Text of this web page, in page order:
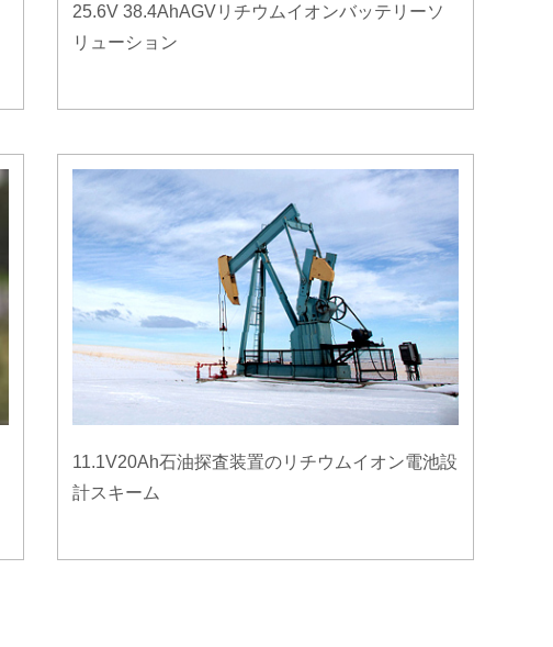
25.6V 38.4AhAGVリチウムイオンバッテリーソ
リューション
11.1V20Ah石油探査装置のリチウムイオン電池設
計スキーム